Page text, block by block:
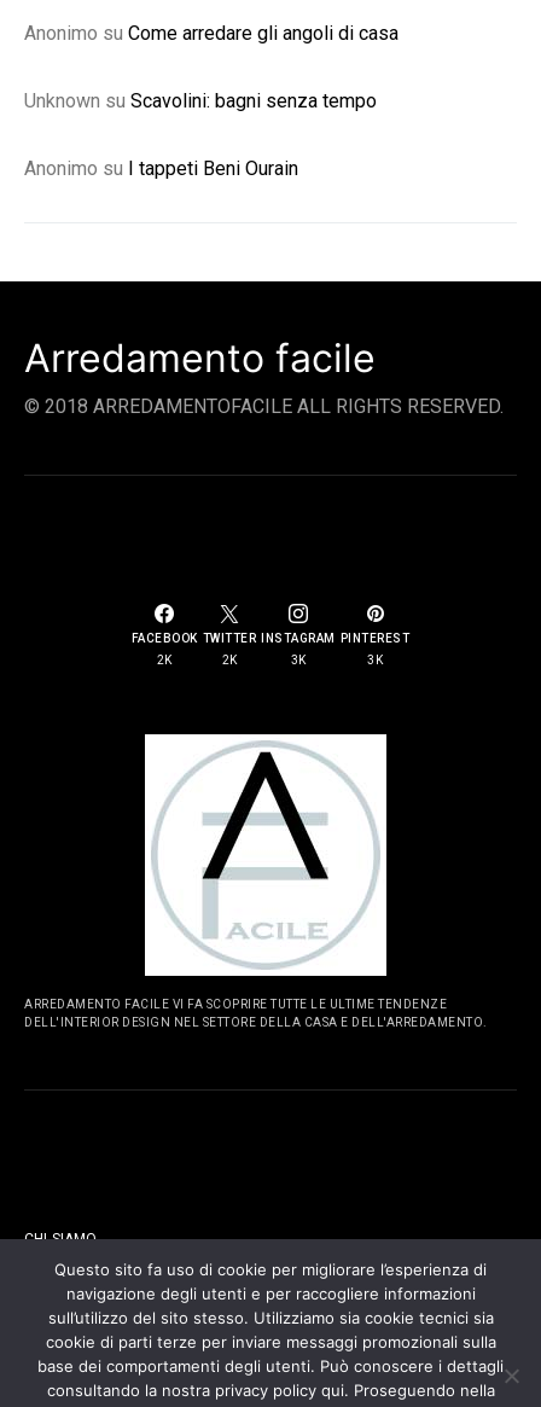
Anonimo su Come arredare gli angoli di casa
Unknown su Scavolini: bagni senza tempo
Anonimo su I tappeti Beni Ourain
Arredamento facile
© 2018 ARREDAMENTOFACILE ALL RIGHTS RESERVED.
FACEBOOK
2K
TWITTER
2K
INSTAGRAM
3K
PINTEREST
3K
ARREDAMENTO FACILE VI FA SCOPRIRE TUTTE LE ULTIME TENDENZE
DELL'INTERIOR DESIGN NEL SETTORE DELLA CASA E DELL'ARREDAMENTO.
CHI SIAMO
CONTATTI
COOKIES POLICY
Questo sito fa uso di cookie per migliorare l’esperienza di
navigazione degli utenti e per raccogliere informazioni
sull’utilizzo del sito stesso. Utilizziamo sia cookie tecnici sia
cookie di parti terze per inviare messaggi promozionali sulla
base dei comportamenti degli utenti. Può conoscere i dettagli
consultando la nostra privacy policy qui. Proseguendo nella